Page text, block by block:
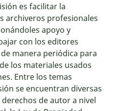
es facilitar la
archiveros profesionales
apoyo y
con los editores
manera periódica para
los materiales usados
Entre los temas
se encuentran diversas
de autor a nivel